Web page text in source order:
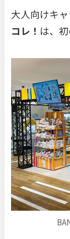
大人向けキ
コレ！ は、